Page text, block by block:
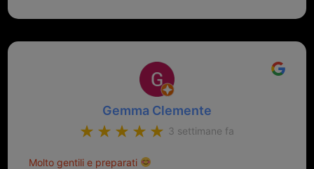
Gemma Clemente
3 settimane fa
Molto gentili e preparati